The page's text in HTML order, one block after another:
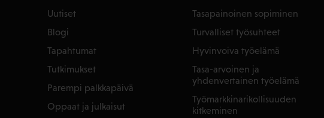
Uutiset
Blogi
Tapahtumat
Tutkimukset
Parempi palkkapäivä
Oppaat ja julkaisut
Tasapainoinen sopiminen
Turvalliset työsuhteet
Hyvinvoiva työelämä
Tasa-arvoinen ja
yhdenvertainen työelämä
Työmarkkinarikollisuuden
kitkeminen